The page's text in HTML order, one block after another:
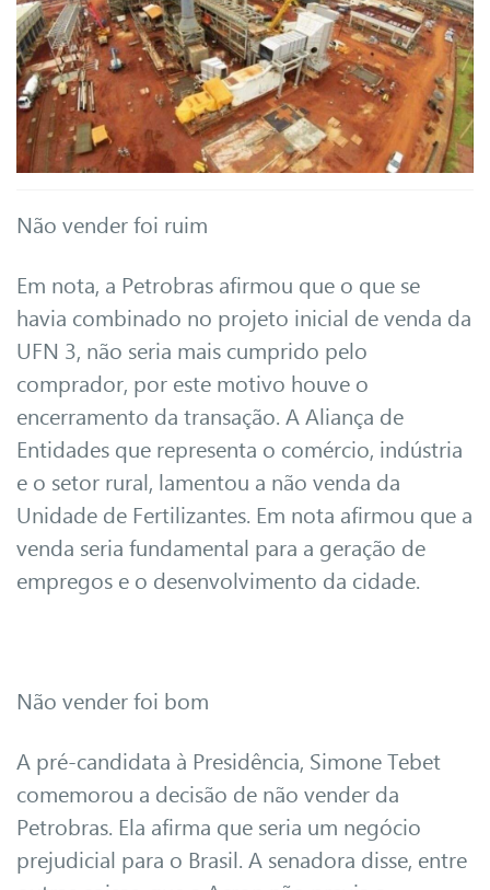
Não vender foi ruim
Em nota, a Petrobras afirmou que o que se
havia combinado no projeto inicial de venda da
UFN 3, não seria mais cumprido pelo
comprador, por este motivo houve o
encerramento da transação. A Aliança de
Entidades que representa o comércio, indústria
e o setor rural, lamentou a não venda da
Unidade de Fertilizantes. Em nota afirmou que a
venda seria fundamental para a geração de
empregos e o desenvolvimento da cidade.
Não vender foi bom
A pré-candidata à Presidência, Simone Tebet
comemorou a decisão de não vender da
Petrobras. Ela afirma que seria um negócio
prejudicial para o Brasil. A senadora disse, entre